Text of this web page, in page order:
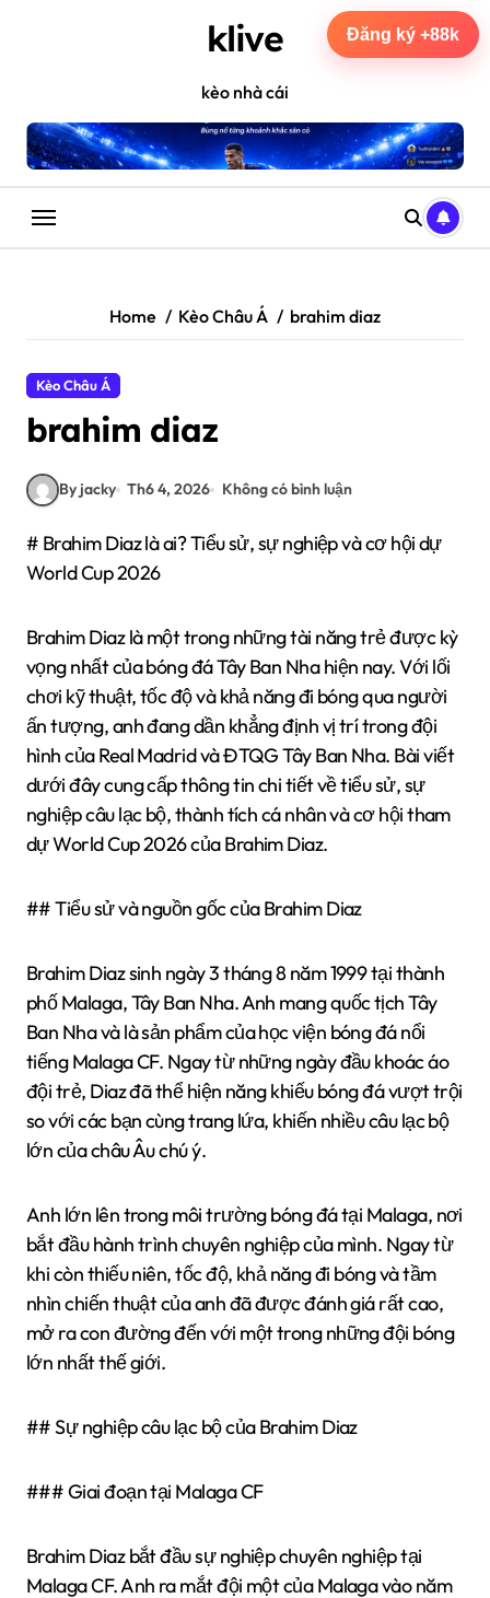
klive
kèo nhà cái
Home Kèo Châu Á brahim diaz
Kèo Châu Á
brahim diaz
By jacky Th6 4, 2026 Không có bình luận
# Brahim Diaz là ai? Tiểu sử, sự nghiệp và cơ hội dự
World Cup 2026
Brahim Diaz là một trong những tài năng trẻ được kỳ
vọng nhất của bóng đá Tây Ban Nha hiện nay. Với lối
chơi kỹ thuật, tốc độ và khả năng đi bóng qua người
ấn tượng, anh đang dần khẳng định vị trí trong đội
hình của Real Madrid và ĐTQG Tây Ban Nha. Bài viết
dưới đây cung cấp thông tin chi tiết về tiểu sử, sự
nghiệp câu lạc bộ, thành tích cá nhân và cơ hội tham
dự World Cup 2026 của Brahim Diaz.
## Tiểu sử và nguồn gốc của Brahim Diaz
Brahim Diaz sinh ngày 3 tháng 8 năm 1999 tại thành
phố Malaga, Tây Ban Nha. Anh mang quốc tịch Tây
Ban Nha và là sản phẩm của học viện bóng đá nổi
tiếng Malaga CF. Ngay từ những ngày đầu khoác áo
đội trẻ, Diaz đã thể hiện năng khiếu bóng đá vượt trội
so với các bạn cùng trang lứa, khiến nhiều câu lạc bộ
lớn của châu Âu chú ý.
Anh lớn lên trong môi trường bóng đá tại Malaga, nơi
bắt đầu hành trình chuyên nghiệp của mình. Ngay từ
khi còn thiếu niên, tốc độ, khả năng đi bóng và tầm
nhìn chiến thuật của anh đã được đánh giá rất cao,
mở ra con đường đến với một trong những đội bóng
lớn nhất thế giới.
## Sự nghiệp câu lạc bộ của Brahim Diaz
### Giai đoạn tại Malaga CF
Brahim Diaz bắt đầu sự nghiệp chuyên nghiệp tại
Malaga CF. Anh ra mắt đội một của Malaga vào năm
Đăng ký +88k